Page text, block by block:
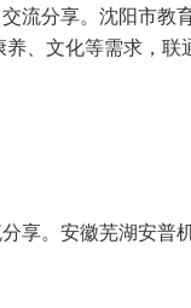
分享。沈阳市教
、文化等需求，
。安徽芜湖安普